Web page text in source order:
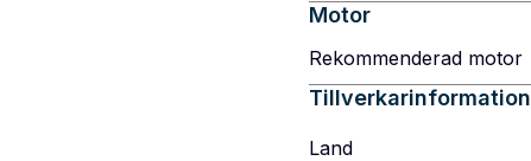
Motor
Rekommenderad motor
Tillverkarinformation
Land